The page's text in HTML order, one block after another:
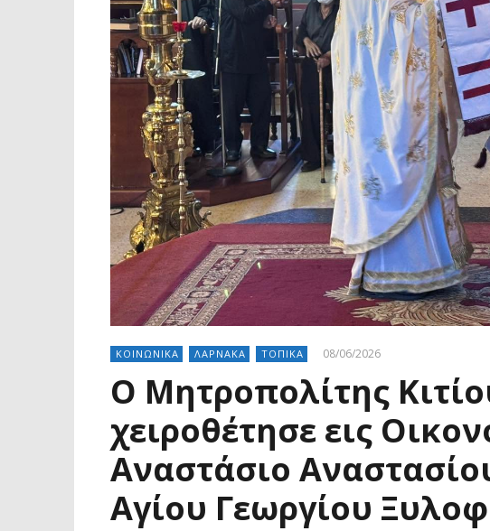
ΚΟΙΝΩΝΙΚΑ ΛΑΡΝΑΚΑ ΤΟΠΙΚΑ 08/06/2026
Ο Μητροπολίτης
χειροθέτησε εις
Αναστάσιο
Αγίου Γεωργίου